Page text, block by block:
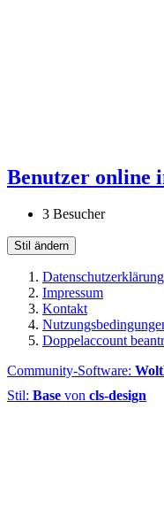
Benutzer online
3 Besucher
Stil ändern
Datenschutzerklärung
Impressum
Kontakt
Doppelaccount
Community-Software:
Stil: Base von cls-design